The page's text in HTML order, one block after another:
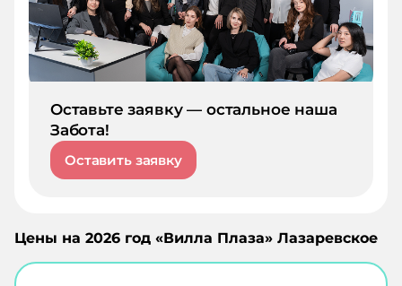
Оставьте заявку — остальное наша
Забота!
Оставить заявку
Цены на 2026 год «Вилла Плаза» Лазаревское